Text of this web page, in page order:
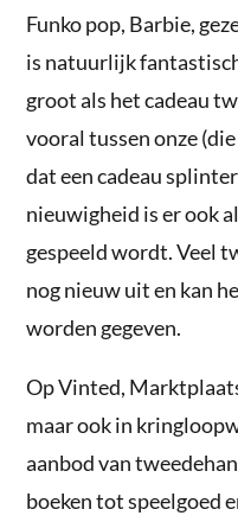
Funko pop, Barbie,
is natuurlijk
groot als het cadeau
vooral tussen onze
dat een cadeau
nieuwigheid is er ook
gespeeld wordt. Veel
nog nieuw uit en kan
worden gegeven.
Op Vinted,
maar ook in
aanbod van
boeken tot speelgoed